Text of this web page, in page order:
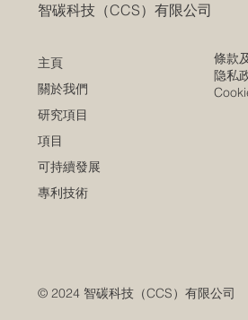
智碳科技（CCS）有限公司
主頁
關於我們
研究項目
項目
可持續發展
專利技術
條款
隐私
© 2024 智碳科技（CCS）有限公司